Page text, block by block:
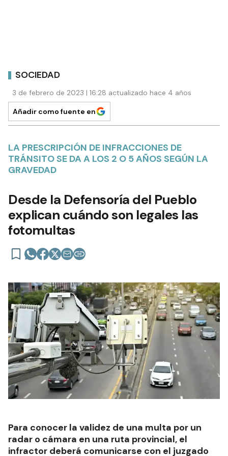
SOCIEDAD
3 de febrero de 2023 | 16:28 actualizado hace 4 años
Añadir como fuente en
LA PRESCRIPCIÓN DE INFRACCIONES DE
TRÁNSITO SE DA A LOS 2 O 5 AÑOS SEGÚN LA
GRAVEDAD
Desde la Defensoría del Pueblo
explican cuándo son legales las
fotomultas
Para conocer la validez de una multa por un
radar o cámara en una ruta provincial, el
infractor deberá comunicarse con el juzgado